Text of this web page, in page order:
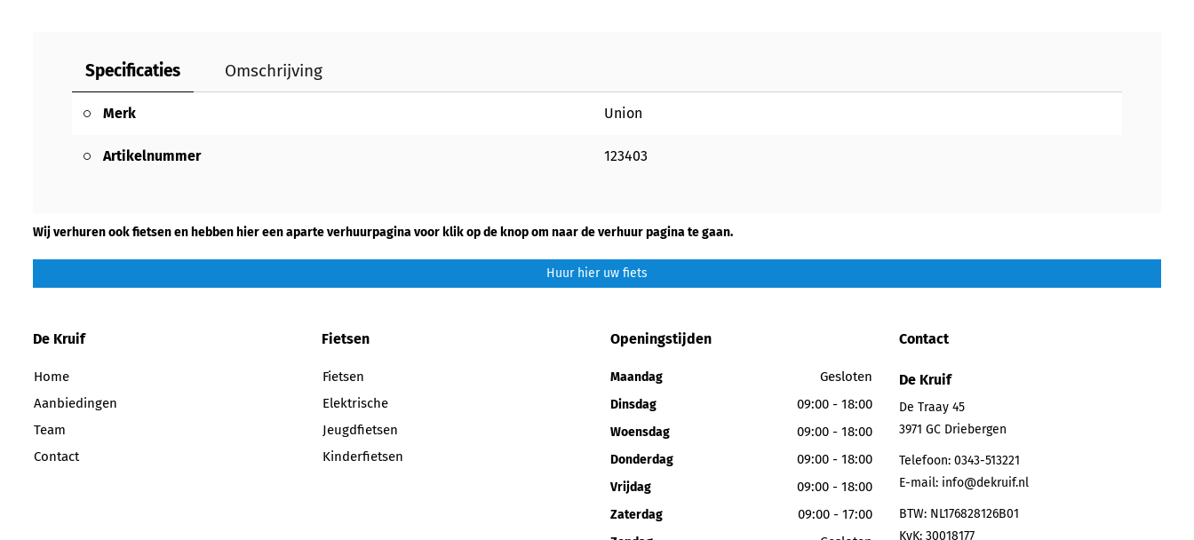
Specificaties Omschrijving
Merk Union
Artikelnummer 123403
Wij verhuren ook fietsen en hebben hier een aparte verhuurpagina voor klik op de knop om naar de verhuur pagina te gaan.
Huur hier uw fiets
De Kruif
Home
Aanbiedingen
Team
Contact
Fietsen
Fietsen
Elektrische
Jeugdfietsen
Kinderfietsen
Openingstijden
Maandag Gesloten
Dinsdag 09:00 - 18:00
Woensdag 09:00 - 18:00
Donderdag 09:00 - 18:00
Vrijdag 09:00 - 18:00
Zaterdag 09:00 - 17:00
Contact
De Kruif
De Traay 45
3971 GC Driebergen
Telefoon: 0343-513221
E-mail: info@dekruif.nl
BTW: NL176828126B01
KvK: 30018177